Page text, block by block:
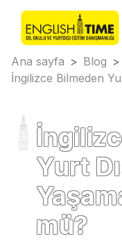
Ana sayfa > Blog >
İngilizce Bilmeden
Yurt
mü?